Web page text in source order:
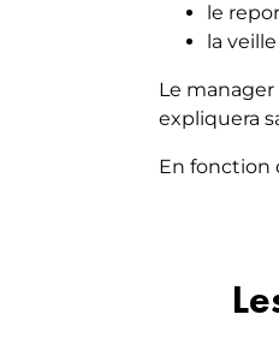
le
la
Le
expliquera
En fonction